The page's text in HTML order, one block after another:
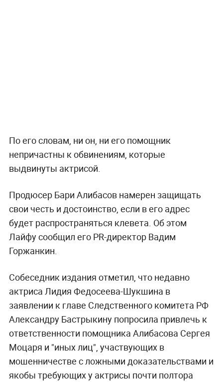
По его словам, ни он, ни его помощник
непричастны к обвинениям, которые
выдвинуты актрисой.
Продюсер Бари Алибасов намерен защищать
свои честь и достоинство, если в его адрес
будет распространяться клевета. Об этом
Лайфу сообщил его PR-директор Вадим
Горжанкин.
Собеседник издания отметил, что недавно
актриса Лидия Федосеева-Шукшина в
заявлении к главе Следственного комитета РФ
Александру Бастрыкину попросила привлечь к
ответственности помощника Алибасова Сергея
Моцаря и "иных лиц", участвующих в
мошенничестве с ложными доказательствами и
якобы требующих у актрисы почти полтора